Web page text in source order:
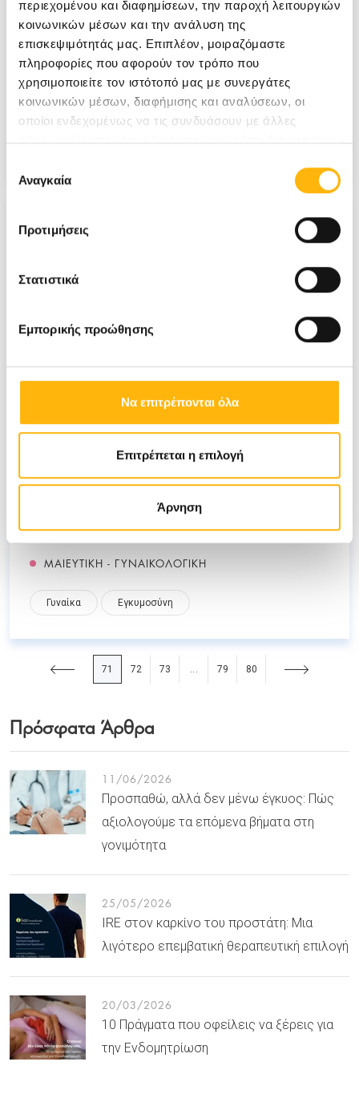
περιεχομένου και διαφημίσεων, την παροχή λειτουργιών
κοινωνικών μέσων και την ανάλυση της
επισκεψιμότητάς μας. Επιπλέον, μοιραζόμαστε
πληροφορίες που αφορούν τον τρόπο που
χρησιμοποιείτε τον ιστότοπό μας με συνεργάτες
κοινωνικών μέσων, διαφήμισης και αναλύσεων, οι
οποίοι ενδεχομένως να τις συνδυάσουν με άλλες
πληροφορίες που τους έχετε παραχωρήσει ή τις οποίες
των υπηρεσιών τους.
συγκατάθεσης
Αναγκαία
Προτιμήσεις
Στατιστικά
Εμπορικής προώθησης
Να επιτρέπονται όλα
Επιτρέπεται η επιλογή
Άρνηση
09/07/2021
Βουβωνοκήλη και κήλη των αθλητών
ΓΕΝΙΚΗ ΚΛΙΝΙΚΗ
Υγεία
ΒΑΣΙΛΟΠΟΥΛΟΣ ΙΩΑΝΝΗΣ
ΕΓΚΥΜΟΣΥΝΗ & ΚΑΛΟΚΑΙΡΙ
ΜΑΙΕΥΤΙΚΗ - ΓΥΝΑΙΚΟΛΟΓΙΚΗ
Γυναίκα Εγκυμοσύνη
71 72 73 ... 79 80
Πρόσφατα Άρθρα
11/06/2026
Προσπαθώ, αλλά δεν μένω έγκυος: Πώς
αξιολογούμε τα επόμενα βήματα στη
γονιμότητα
25/05/2026
IRE στον καρκίνο του προστάτη: Μια
λιγότερο επεμβατική θεραπευτική επιλογή
20/03/2026
10 Πράγματα που οφείλεις να ξέρεις για
την Ενδομητρίωση